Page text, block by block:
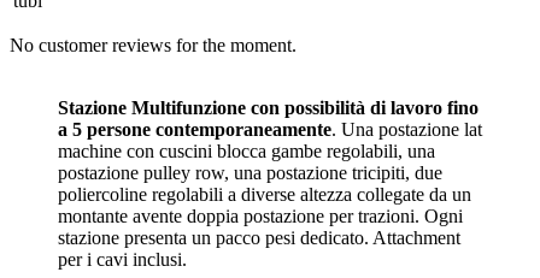
No customer reviews for the moment.
Stazione Multifunzione con possibilità di lavoro fino
a 5 persone contemporaneamente. Una postazione lat
machine con cuscini blocca gambe regolabili, una
postazione pulley row, una postazione tricipiti, due
poliercoline regolabili a diverse altezza collegate da un
montante avente doppia postazione per trazioni. Ogni
stazione presenta un pacco pesi dedicato. Attachment
per i cavi inclusi.